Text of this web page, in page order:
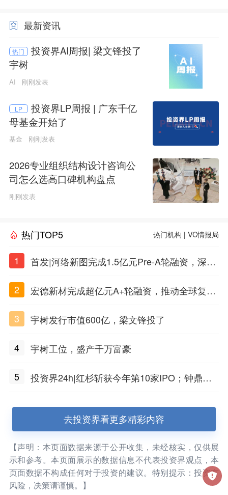
最新资讯
热门
投资界AI周报| 梁文锋投了
宇树
AI 刚刚发表
LP
投资界LP周报 | 广东千亿
母基金开始了
基金 刚刚发表
2026专业组织结构设计咨询公
司怎么选高口碑机构盘点
刚刚发表
热门TOP5 热门机构 |VC情报局
1
首发|河络新图完成1.5亿元Pre-A轮融资，深耕i
2
宏德新材完成超亿元A+轮融资，推动全球复合
3
宇树发行市值600亿，梁文锋投了
4 宇树工位，盛产千万富豪
5
投资界24h|红杉斩获今年第10家IPO；钟鼎投
水
去投资界看更多精彩内容
【声明：本页面数据来源于公开收集，未经核实，仅供展
示和参考。本页面展示的数据信息不代表投资界观点，本
页面数据不构成任何对于投资的建议。特别提示：投资有
风险，决策请谨慎。】